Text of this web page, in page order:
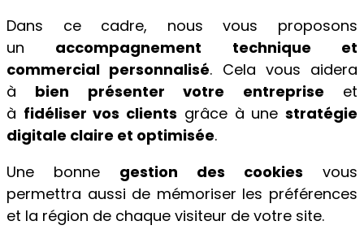
Dans ce cadre, nous vous proposons
un accompagnement technique et
commercial personnalisé. Cela vous aidera
à bien présenter votre entreprise et
à fidéliser vos clients grâce à unestratégie
digitale claire et optimisée.
Une bonne gestion des cookies vous
permettra aussi de mémoriser les préférences
et la région de chaque visiteur de votre site.